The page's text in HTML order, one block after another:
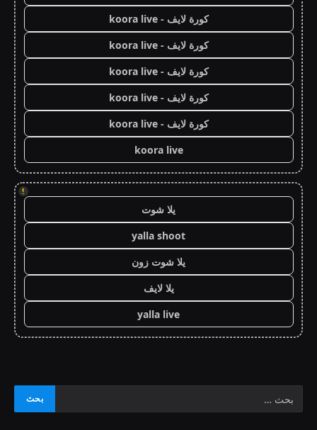
كورة لايف - koora live
كورة لايف - koora live
كورة لايف - koora live
كورة لايف - koora live
كورة لايف - koora live
koora live
!
يلا شوت
yalla shoot
يلا شوت زون
يلا لايف
yalla live